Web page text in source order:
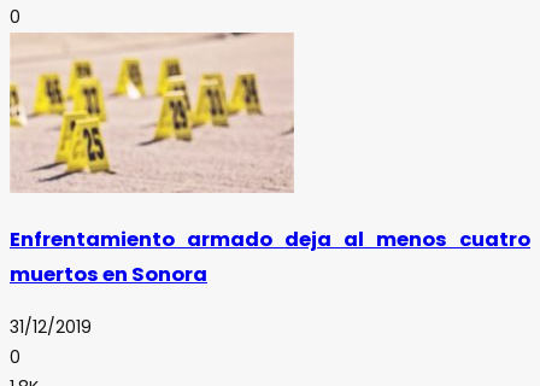
0
Enfrentamiento armado deja al menos cuatro
muertos en Sonora
31/12/2019
0